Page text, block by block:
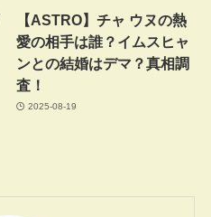
【ASTRO】チャ ウヌの熱
愛の相手は誰？イムスヒャ
ンとの結婚はデマ？真相調
査！
2025-08-19